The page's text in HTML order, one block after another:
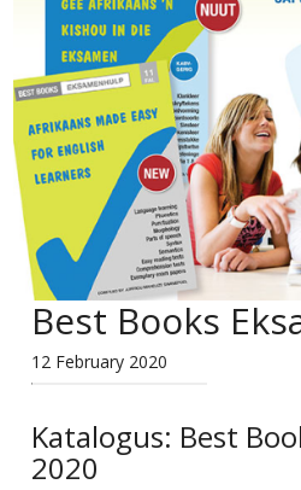
Best Books
12 February 2020
Katalogus: Best
2020